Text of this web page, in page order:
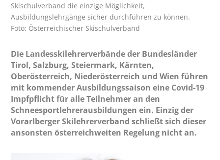
Skischulverband die einzige Möglichkeit,
Ausbildungslehrgänge sicher durchführen zu können.
Foto: Österreichischer Skischulverband
Die Landesskilehrerverbände der Bundesländer
Tirol, Salzburg, Steiermark, Kärnten,
Oberösterreich, Niederösterreich und Wien führen
mit kommender Ausbildungssaison eine Covid-19
Impfpflicht für alle Teilnehmer an den
Schneesportlehrerausbildungen ein. Einzig der
Vorarlberger Skilehrerverband schließt sich dieser
ansonsten österreichweiten Regelung nicht an.